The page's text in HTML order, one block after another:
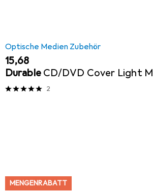
Optische Medien Zubehör
EUR
15,68
Durable CD/DVD Cover Light M
2
MENGENRABATT